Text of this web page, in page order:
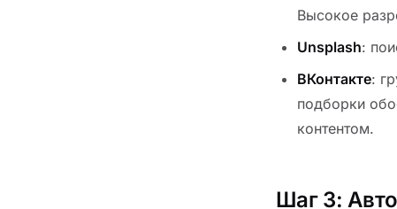
Высокое
Unsplash:
ВКонтакте:
подборки
контентом.
Шаг 3: